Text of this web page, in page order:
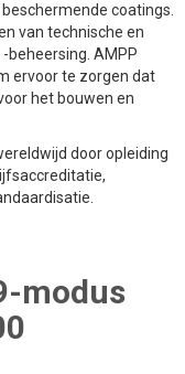
coatings.
van technische en
beheersing. AMPP
ervoor te zorgen dat
het bouwen en
door opleiding
modus